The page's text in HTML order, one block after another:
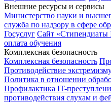
Внешние ресурсы и сервисы
Министерство науки и
служба по надзору в сфере
Госуслуг Сайт «Стипендиаты
оплата обучения
Комплексная безопасность
Комплексная безопасность
Противодействие
Политика в отношении
Профилактика IT-
противодействия слухам и